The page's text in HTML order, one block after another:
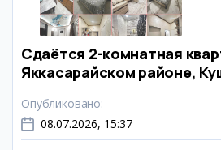
Сдаётся 2-комнатная
Яккасарайском районе,
Опубликовано:
08.07.2026, 15:37